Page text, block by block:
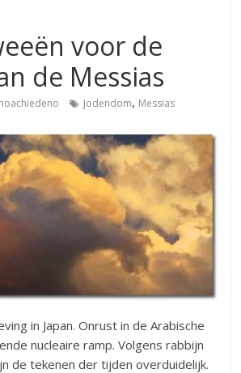
voor de
de Messias
noachiedeno Jodendom, Messias
in Japan. Onrust in de Arabische
nucleaire ramp. Volgens rabbijn
de tekenen der tijden overduidelijk.